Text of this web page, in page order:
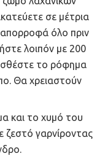
σε μέτρια
όλο πριν
λοιπόν με 200
το ρόφημα
Θα χρειαστούν
και το χυμό του
ζεστό γαρνίροντας